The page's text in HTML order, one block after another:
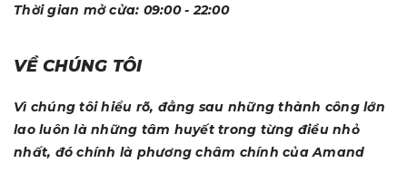
Thời gian mở cửa: 09:00 - 22:00
VỀ CHÚNG TÔI
Vì chúng tôi hiểu rõ, đằng sau những thành công lớn
lao luôn là những tâm huyết trong từng điều nhỏ
nhất, đó chính là phương châm chính của Amand